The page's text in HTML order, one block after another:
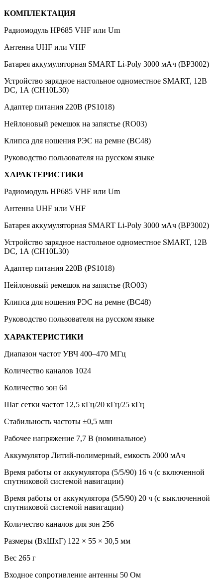
КОМПЛЕКТАЦИЯ
Радиомодуль HP685 VHF или Um
Антенна UHF или VHF
Батарея аккумуляторная SMART Li-Poly 3000 мАч (BP3002)
Устройство зарядное настольное одноместное SMART, 12В
DC, 1А (CH10L30)
Адаптер питания 220В (PS1018)
Нейлоновый ремешок на запястье (RO03)
Клипса для ношения РЭС на ремне (BC48)
Руководство пользователя на русском языке
ХАРАКТЕРИСТИКИ
Радиомодуль HP685 VHF или Um
Антенна UHF или VHF
Батарея аккумуляторная SMART Li-Poly 3000 мАч (BP3002)
Устройство зарядное настольное одноместное SMART, 12В
DC, 1А (CH10L30)
Адаптер питания 220В (PS1018)
Нейлоновый ремешок на запястье (RO03)
Клипса для ношения РЭС на ремне (BC48)
Руководство пользователя на русском языке
ХАРАКТЕРИСТИКИ
Диапазон частот УВЧ 400–470 МГц
Количество каналов 1024
Количество зон 64
Шаг сетки частот 12,5 кГц/20 кГц/25 кГц
Стабильность частоты ±0,5 млн
Рабочее напряжение 7,7 В (номинальное)
Аккумулятор Литий-полимерный, емкость 2000 мАч
Время работы от аккумулятора (5/5/90) 16 ч (с включенной
спутниковой системой навигации)
Время работы от аккумулятора (5/5/90) 20 ч (с выключенной
спутниковой системой навигации)
Количество каналов для зон 256
Размеры (ВхШхГ) 122 × 55 × 30,5 мм
Вес 265 г
Входное сопротивление антенны 50 Ом